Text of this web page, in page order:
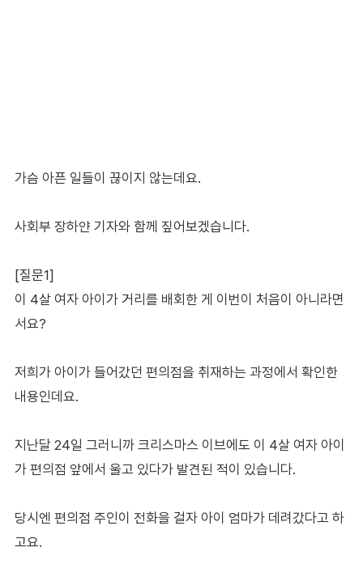
가슴 아픈 일들이 끊이지 않는데요.
사회부 장하얀 기자와 함께 짚어보겠습니다.
[질문1]
이 4살 여자 아이가 거리를 배회한 게 이번이 처음이 아니라면
서요?
저희가 아이가 들어갔던 편의점을 취재하는 과정에서 확인한
내용인데요.
지난달 24일 그러니까 크리스마스 이브에도 이 4살 여자 아이
가 편의점 앞에서 울고 있다가 발견된 적이 있습니다.
당시엔 편의점 주인이 전화을 걸자 아이 엄마가 데려갔다고 하
고요.